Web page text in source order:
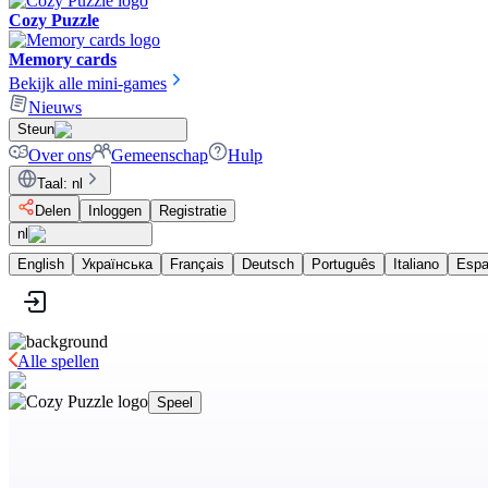
Cozy Puzzle
Memory cards
Bekijk alle mini-games
Nieuws
Steun
Over ons Gemeenschap Hulp
Taal : nl
Delen
Inloggen
Registratie
nl
English
Українська Français Deutsch Português Italiano
Alle spellen
Speel